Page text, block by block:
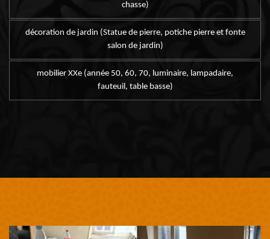
chasse)
décoration de jardin (Statue de pierre, potiche pierre et fonte
salon de jardin)
mobilier XXe (année 50, 60, 70, luminaire, lampadaire,
fauteuil, table basse)